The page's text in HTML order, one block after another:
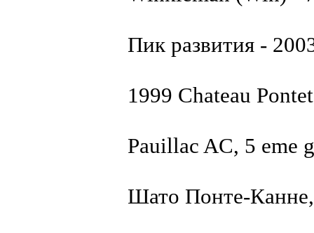
Пик развития -
1999 Chateau
Pauillac AC, 5 eme
Шато Понте-